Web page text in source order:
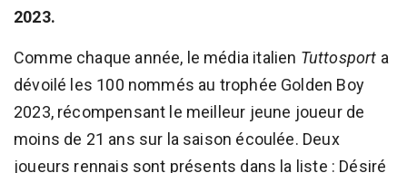
2023.
Comme chaque année, le média italien Tuttosport a
dévoilé les 100 nommés au trophée Golden Boy
2023, récompensant le meilleur jeune joueur de
moins de 21 ans sur la saison écoulée. Deux
joueurs rennais sont présents dans la liste : Désiré